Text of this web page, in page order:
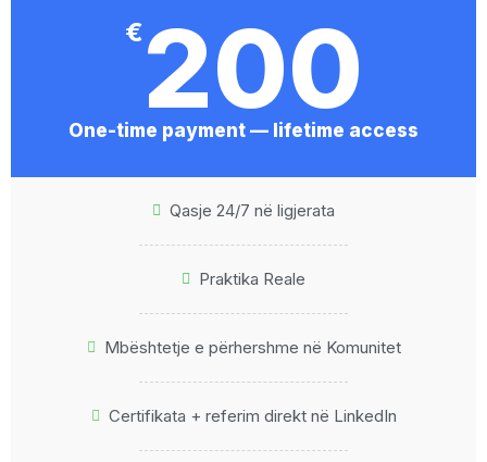
€200
One-time payment — lifetime access
Qasje 24/7 në ligjerata
Praktika Reale
Mbështetje e përhershme në Komunitet
Certifikata + referim direkt në LinkedIn